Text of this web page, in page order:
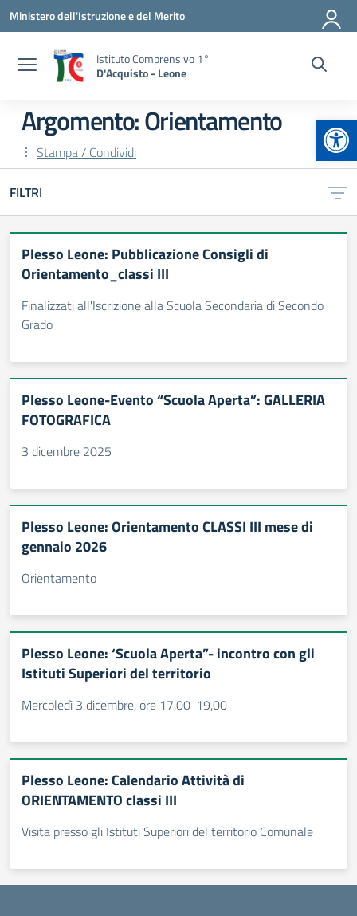
Vai ai contenuti
Vai al menu di navigazione
Vai al footer
Ministero dell'Istruzione e del Merito
Istituto Comprensivo 1°
D'Acquisto - Leone
Argomento: Orientamento
Stampa / Condividi
FILTRI
Plesso Leone: Pubblicazione Consigli di
Orientamento_classi III
Finalizzati all'Iscrizione alla Scuola Secondaria di Secondo
Grado
Plesso Leone-Evento “Scuola Aperta”: GALLERIA
FOTOGRAFICA
3 dicembre 2025
Plesso Leone: Orientamento CLASSI III mese di
gennaio 2026
Orientamento
Plesso Leone: ‘Scuola Aperta”- incontro con gli
Istituti Superiori del territorio
Mercoledì 3 dicembre, ore 17,00-19,00
Plesso Leone: Calendario Attività di
ORIENTAMENTO classi III
Visita presso gli Istituti Superiori del territorio Comunale